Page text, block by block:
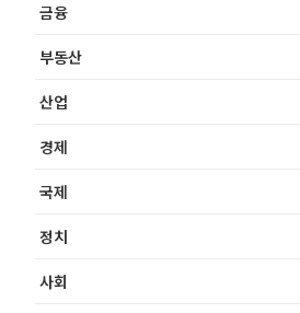
금융
부동산
산업
경제
국제
정치
사회